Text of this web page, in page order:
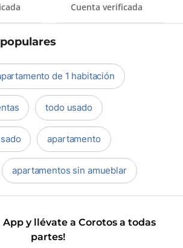
Cuenta verificada
de 1 habitación
todo usado
apartamento
apartamentos sin amueblar
App y llévate a Corotos a todas
partes!